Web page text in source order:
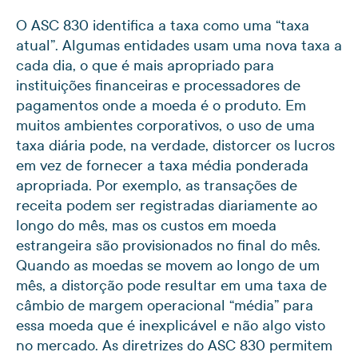
O ASC 830 identifica a taxa como uma “taxa
atual”. Algumas entidades usam uma nova taxa a
cada dia, o que é mais apropriado para
instituições financeiras e processadores de
pagamentos onde a moeda é o produto. Em
muitos ambientes corporativos, o uso de uma
taxa diária pode, na verdade, distorcer os lucros
em vez de fornecer a taxa média ponderada
apropriada. Por exemplo, as transações de
receita podem ser registradas diariamente ao
longo do mês, mas os custos em moeda
estrangeira são provisionados no final do mês.
Quando as moedas se movem ao longo de um
mês, a distorção pode resultar em uma taxa de
câmbio de margem operacional “média” para
essa moeda que é inexplicável e não algo visto
no mercado. As diretrizes do ASC 830 permitem